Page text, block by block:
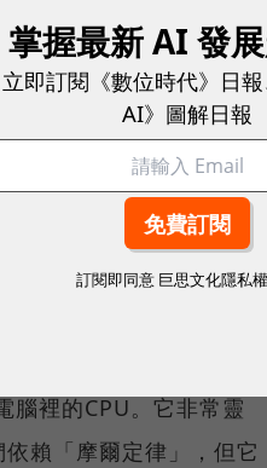
加速計算和人工智能計
要被更新換代。而當
）與加速計
腦裡的CPU。它非常靈
賴「摩爾定律」，但它
掌握最新 AI 發展
立即訂閱《數位時代》日
AI》圖解日報
訂閱即同意 巨思文化隱私